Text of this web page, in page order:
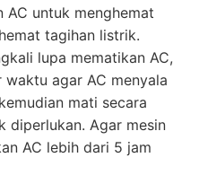
AC untuk menghemat
tagihan listrik.
lupa mematikan AC,
agar AC menyala
mati secara
diperlukan. Agar mesin
AC lebih dari 5 jam